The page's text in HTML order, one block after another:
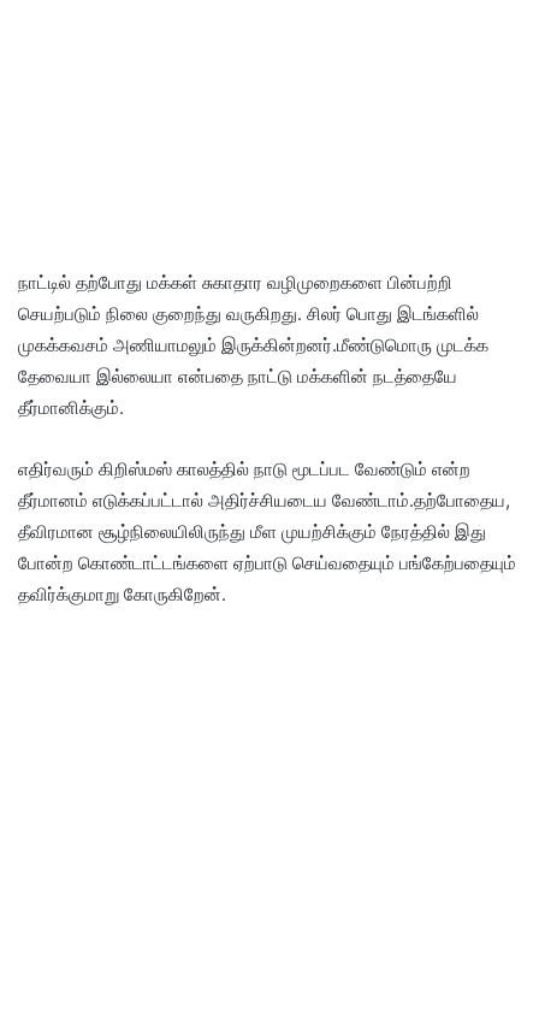
நாட்டில் தற்போது மக்கள் சுகாதார வழிமுறைகளை பின்பற்றி
செயற்படும் நிலை குறைந்து வருகிறது. சிலர் பொது இடங்களில்
முகக்கவசம் அணியாமலும் இருக்கின்றனர்.மீண்டுமொரு முடக்க
தேவையா இல்லையா என்பதை நாட்டு மக்களின் நடத்தையே
தீர்மானிக்கும்.
எதிர்வரும் கிறிஸ்மஸ் காலத்தில் நாடு மூடப்பட வேண்டும் என்ற
தீர்மானம் எடுக்கப்பட்டால் அதிர்ச்சியடைய வேண்டாம்.தற்போதைய,
தீவிரமான சூழ்நிலையிலிருந்து மீள முயற்சிக்கும் நேரத்தில் இது
போன்ற கொண்டாட்டங்களை ஏற்பாடு செய்வதையும் பங்கேற்பதையும்
தவிர்க்குமாறு கோருகிறேன்.